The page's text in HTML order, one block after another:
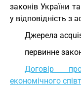
законів України
у відповідність з
Джерела
первинне
Договір
економічного